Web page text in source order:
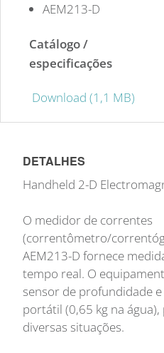
AEM213-D
Catálogo /
especificações
Download (1,1 MB)
DETALHES
Handheld 2-D
O medidor de correntes
(correntômetro/
AEM213-D fornece
tempo real. O
sensor de profundidade
portátil (0,65 kg na
diversas situações.